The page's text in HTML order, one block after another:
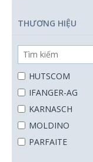
THƯƠNG HIỆU
HUTSCOM
IFANGER-AG
KARNASCH
MOLDINO
PARFAITE